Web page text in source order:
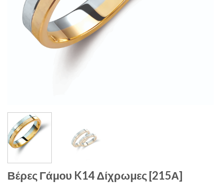
Βέρες Γάμου K14 Δίχρωμες [215Α]